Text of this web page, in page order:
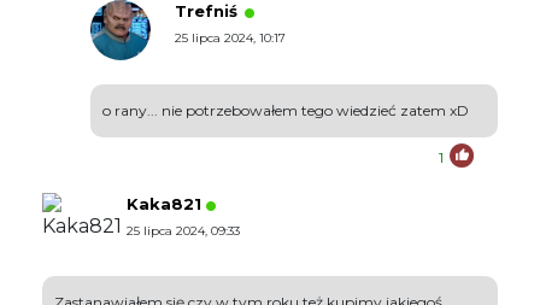
Trefniś
25 lipca 2024, 10:17
o rany... nie potrzebowałem tego wiedzieć zatem xD
1
Kaka821
25 lipca 2024, 09:33